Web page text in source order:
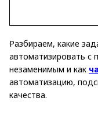
Разбираем, какие
автоматизировать
незаменимым и как
автоматизацию,
качества.